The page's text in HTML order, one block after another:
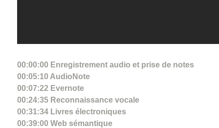
00:00:00 Enregistrement audio et prise de notes
00:05:10 AudioNote
00:07:22 Evernote
00:24:35 Reconnaissance vocale
00:31:34 Livres électroniques
00:39:00 Web sémantique